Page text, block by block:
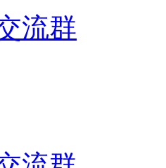
流群